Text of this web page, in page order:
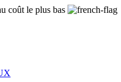
coût le plus bas